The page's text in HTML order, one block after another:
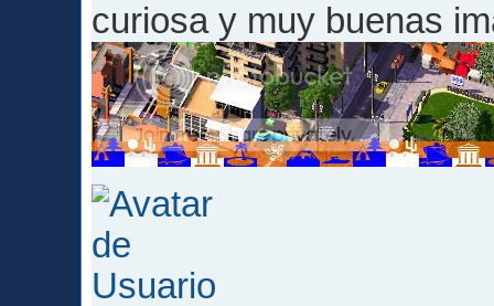
curiosa y muy buenas